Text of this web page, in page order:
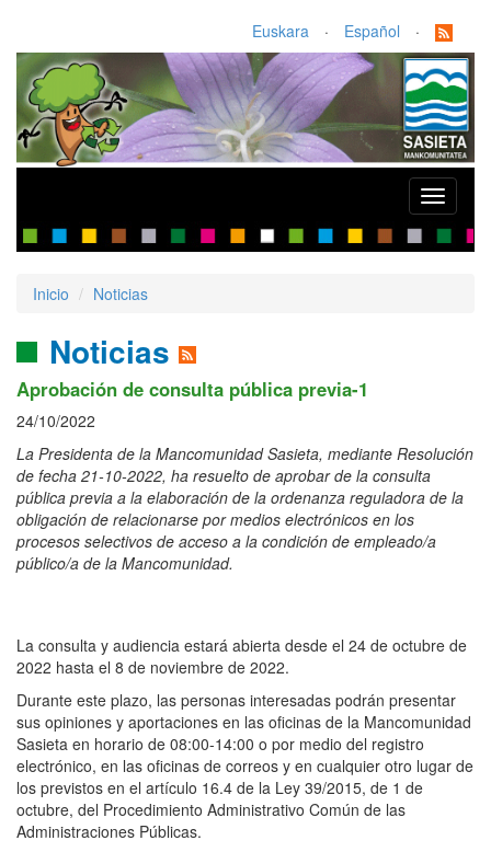
Euskara · Español ·
Toggle
Inicio Noticias
Noticias
Aprobación de consulta pública previa-1
24/10/2022
La Presidenta de la Mancomunidad Sasieta, mediante Resolución
de fecha 21-10-2022, ha resuelto de aprobar de la consulta
pública previa a la elaboración de la ordenanza reguladora de la
obligación de relacionarse por medios electrónicos en los
procesos selectivos de acceso a la condición de empleado/a
público/a de la Mancomunidad.
La consulta y audiencia estará abierta desde el 24 de octubre de
2022 hasta el 8 de noviembre de 2022.
Durante este plazo, las personas interesadas podrán presentar
sus opiniones y aportaciones en las oficinas de la Mancomunidad
Sasieta en horario de 08:00-14:00 o por medio del registro
electrónico, en las oficinas de correos y en cualquier otro lugar de
los previstos en el artículo 16.4 de la Ley 39/2015, de 1 de
octubre, del Procedimiento Administrativo Común de las
Administraciones Públicas.